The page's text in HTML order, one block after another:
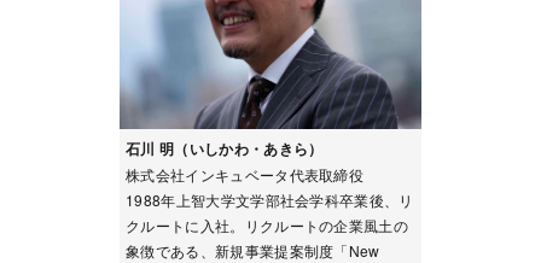
石川 明（いしかわ・あきら）
株式会社インキュベータ代表取締役
1988年上智大学文学部社会学科卒業後、リ
クルートに入社。リクルートの企業風土の
象徴である、新規事業提案制度「New